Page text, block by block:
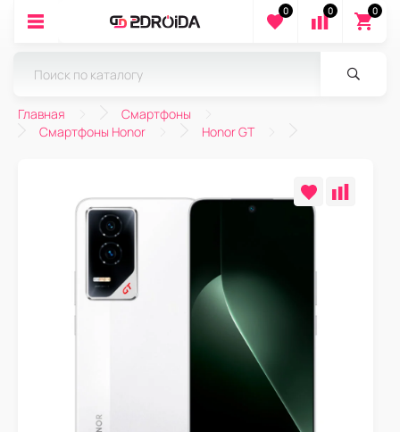
0 0 0
Главная
Смартфоны
Смартфоны Honor
Honor GT